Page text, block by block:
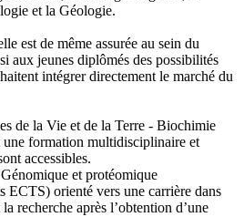
et la Géologie.
est de même assurée au sein du
aux jeunes diplômés des possibilités
intégrer directement le marché du
de la Vie et de la Terre - Biochimie
formation multidisciplinaire et
accessibles.
et protéomique
ECTS) orienté vers une carrière dans
recherche après l’obtention d’une